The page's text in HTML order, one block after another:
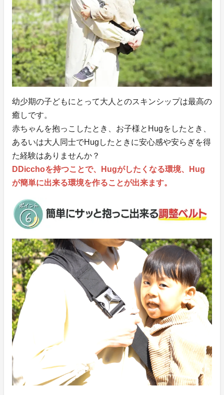
幼少期の子どもにとって大人とのスキンシップは最高の
癒しです。
赤ちゃんを抱っこしたとき、お子様とHugをしたとき、
あるいは大人同士でHugしたときに安心感や安らぎを得
た経験はありませんか？
DDicchoを持つことで、Hugがしたくなる環境、Hug
が簡単に出来る環境を作ることが出来ます。